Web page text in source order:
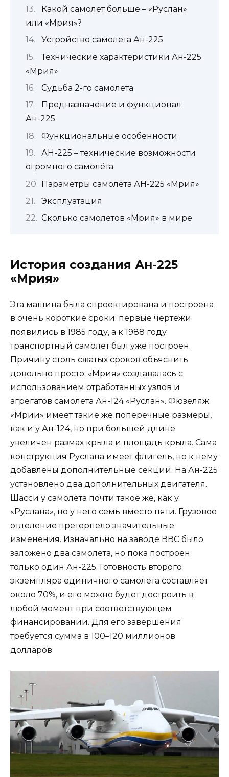
Какой самолет больше – «Руслан»
или «Мрия»?
Устройство самолета Ан-225
Технические характеристики Ан-225
«Мрия»
Судьба 2-го самолета
Предназначение и функционал
Ан-225
Функциональные особенности
АН-225 – технические возможности
огромного самолёта
Параметры самолёта АН-225 «Мрия»
Эксплуатация
Сколько самолетов «Мрия» в мире
История создания Ан-225
«Мрия»
Эта машина была спроектирована и построена
в очень короткие сроки: первые чертежи
появились в 1985 году, а к 1988 году
транспортный самолет был уже построен.
Причину столь сжатых сроков объяснить
довольно просто: «Мрия» создавалась с
использованием отработанных узлов и
агрегатов самолета Ан-124 «Руслан». Фюзеляж
«Мрии» имеет такие же поперечные размеры,
как и у Ан-124, но при большей длине
увеличен размах крыла и площадь крыла. Сама
конструкция Руслана имеет флигель, но к нему
добавлены дополнительные секции. На Ан-225
установлено два дополнительных двигателя.
Шасси у самолета почти такое же, как у
«Руслана», но у него семь вместо пяти. Грузовое
отделение претерпело значительные
изменения. Изначально на заводе ВВС было
заложено два самолета, но пока построен
только один Ан-225. Готовность второго
экземпляра единичного самолета составляет
около 70%, и его можно будет достроить в
любой момент при соответствующем
финансировании. Для его завершения
требуется сумма в 100–120 миллионов
долларов.